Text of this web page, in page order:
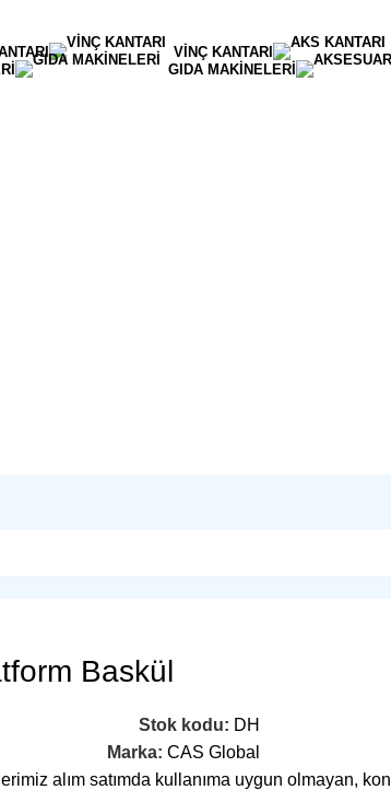
VINÇ KANTARI
GIDA MAKINELERI
Baskül
Stok kodu: DH
Marka: CAS Global
alım satımda kullanıma uygun olmayan,